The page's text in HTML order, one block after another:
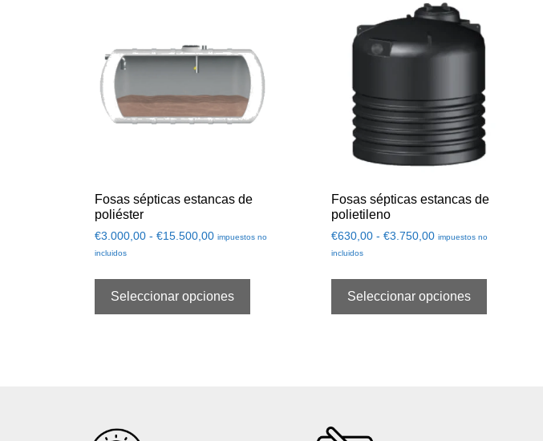
Fosas sépticas estancas de
poliéster
€3.000,00 - €15.500,00 impuestos no
incluidos
Seleccionar opciones
Fosas sépticas estancas de
polietileno
€630,00 - €3.750,00 impuestos no
incluidos
Seleccionar opciones